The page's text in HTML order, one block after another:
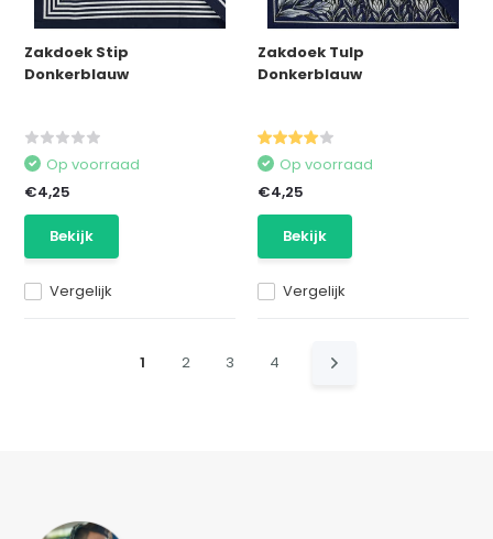
Zakdoek Stip
Donkerblauw
Vergelijk
Op voorraad
€4,25
Bekijk
Zakdoek Tulp
Donkerblauw
Vergelijk
Op voorraad
€4,25
Bekijk
1 2 3 4